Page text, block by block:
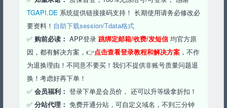
TGAPI.DE 系统提供链接接码支持！ 长期使用请务必修改必
要资料！ 自助下载session/Tdata格式
✅ 购前必读： APP登录 跳绑定邮箱/收费/发短信均官方原
因，都有解决方案，👉点击查看登录教程和解决方案 ，不作
为退换理由！不同意不要买！我们不提供非账号质量问题退
换！考虑好再下单！
✅ 会员福利： 登录下单是会员价， 还可以升等级拿折扣！
✅ 分站代理： 免费开通分站，可自定义域名，不到三分钟